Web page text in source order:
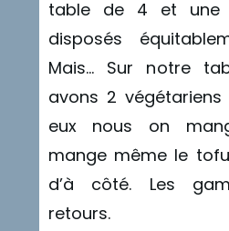
table de 4 et
disposés
Mais… Sur notre
avons 2
eux nous on
mange même le
d’à côté. Les
retours.